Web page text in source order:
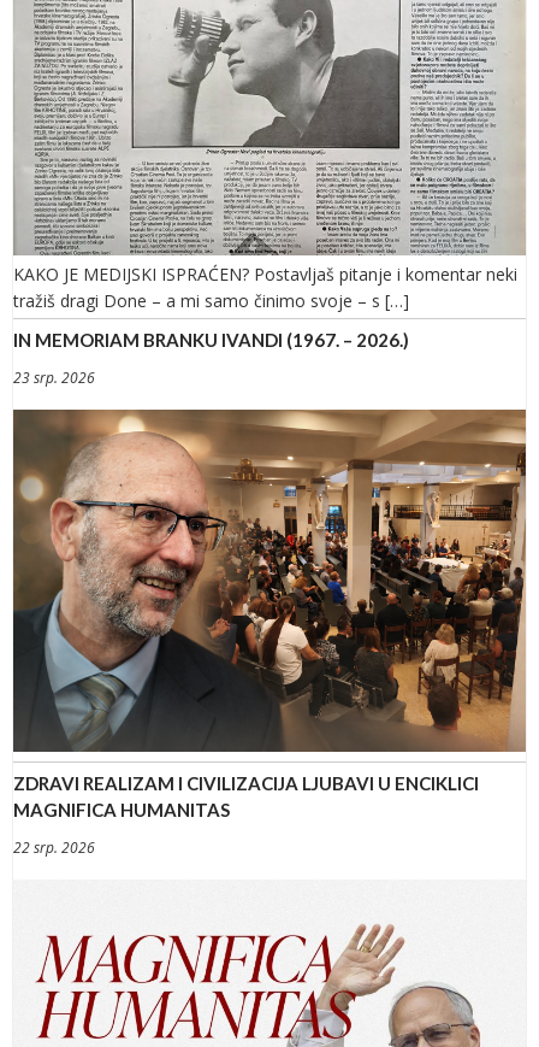
KAKO JE MEDIJSKI ISPRAĆEN? Postavljaš pitanje i komentar neki
tražiš dragi Done – a mi samo činimo svoje – s […]
IN MEMORIAM BRANKU IVANDI (1967. – 2026.)
23 srp. 2026
ZDRAVI REALIZAM I CIVILIZACIJA LJUBAVI U ENCIKLICI
MAGNIFICA HUMANITAS
22 srp. 2026